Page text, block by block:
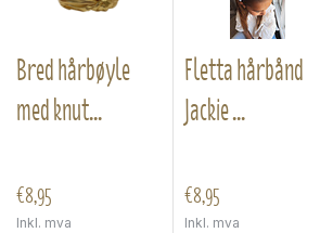
Bred hårbøyle
med knut...
€8,95
Inkl. mva
Fletta hårbånd
Jackie ...
€8,95
Inkl. mva